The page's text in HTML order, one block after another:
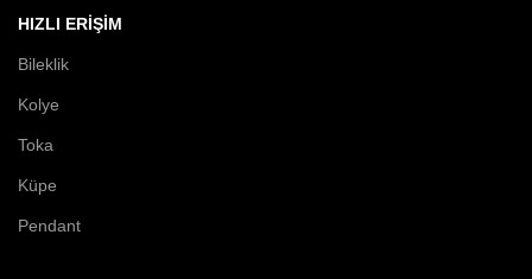
HIZLI ERIŞIM
Bileklik
Kolye
Toka
Küpe
Pendant